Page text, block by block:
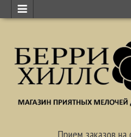
Прием заказов на